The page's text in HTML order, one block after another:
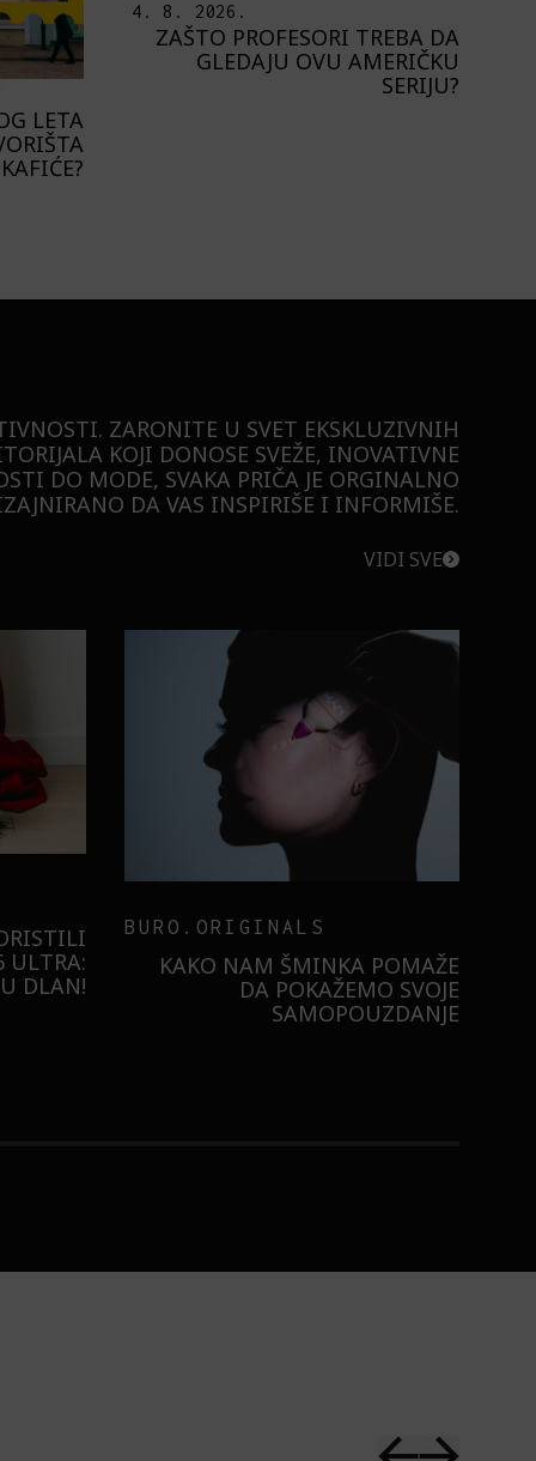
LETA
4. 8. 2026.
ZAŠTO PROFESORI TREBA DA
GLEDAJU OVU AMERIČKU
SERIJU?
ZARONITE U SVET EKSKLUZIVNIH
KOJI DONOSE SVEŽE, INOVATIVNE
DO MODE, SVAKA PRIČA JE ORGINALNO
DA VAS INSPIRIŠE I INFORMIŠE.
VIDI SVE
ULTRA:
DLAN!
BURO.ORIGINALS
KAKO NAM ŠMINKA POMAŽE
DA POKAŽEMO SVOJE
SAMOPOUZDANJE